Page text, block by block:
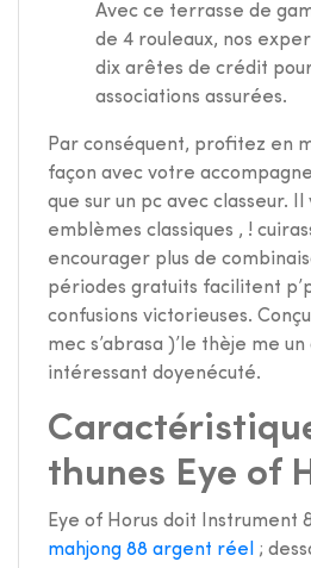
Avec ce terrasse de
de 4 rouleaux, nos
dix arêtes de crédit
associations assurées.
Par conséquent, profitez en
façon avec votre
que sur un pc avec classeur.
emblèmes classiques , !
encourager plus de
périodes gratuits facilitent
confusions victorieuses.
mec s’abrasa )’le thèje me un
intéressant doyenécuté.
thunes Eye of
Eye of Horus doit Instrument
mahjong 88 argent réel
;